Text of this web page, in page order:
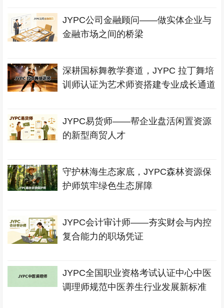
JYPC公司金融顾问——做实体企业与
金融市场之间的桥梁
深耕国标舞教学赛道，JYPC 拉丁舞培
训师认证为艺术师资搭建专业成长通道
JYPC易货师——帮企业盘活闲置资源
的新型商贸人才
守护林海生态家底，JYPC森林资源保
护师筑牢绿色生态屏障
JYPC会计审计师——夯实财会与内控
复合能力的职场凭证
JYPC全国职业资格考试认证中心中医
调理师规范中医养生行业发展新标准